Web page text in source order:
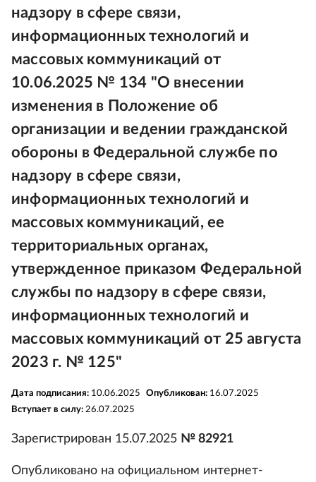
надзору в сфере связи,
информационных технологий и
массовых коммуникаций от
10.06.2025 № 134 "О внесении
изменения в Положение об
организации и ведении гражданской
обороны в Федеральной службе по
надзору в сфере связи,
информационных технологий и
массовых коммуникаций, ее
территориальных органах,
утвержденное приказом Федеральной
службы по надзору в сфере связи,
информационных технологий и
массовых коммуникаций от 25 августа
2023 г. № 125"
Дата подписания: 10.06.2025 Опубликован: 16.07.2025
Вступает в силу: 26.07.2025
Зарегистрирован 15.07.2025 № 82921
Опубликовано на официальном интернет-